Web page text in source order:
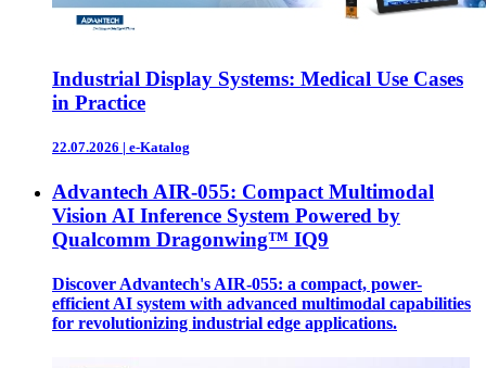
Industrial Display Systems: Medical Use Cases
in Practice
22.07.2026 | e-Katalog
Advantech AIR-055: Compact Multimodal
Vision AI Inference System Powered by
Qualcomm Dragonwing™ IQ9
Discover Advantech's AIR-055: a compact, power-
efficient AI system with advanced multimodal capabilities
for revolutionizing industrial edge applications.